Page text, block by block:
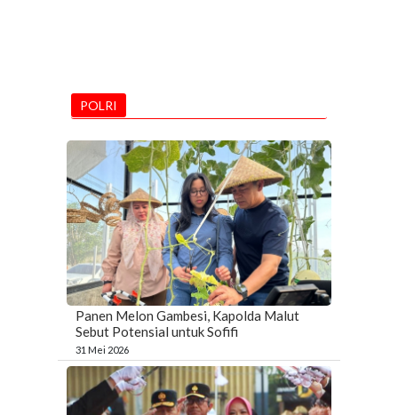
POLRI
Panen Melon Gambesi, Kapolda Malut
Sebut Potensial untuk Sofifi
31 Mei 2026